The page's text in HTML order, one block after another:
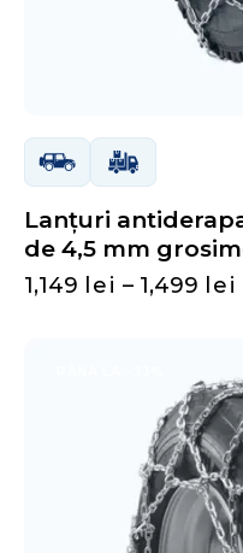
Lanțuri
de 4,5 mm
1,149 lei – 1,499 lei